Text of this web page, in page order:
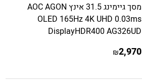
מסך גיימינג 31.5 אינץ AOC AGON
OLED 165Hz 4K UHD 0.03ms
DisplayHDR400 AG326UD
2,970
₪